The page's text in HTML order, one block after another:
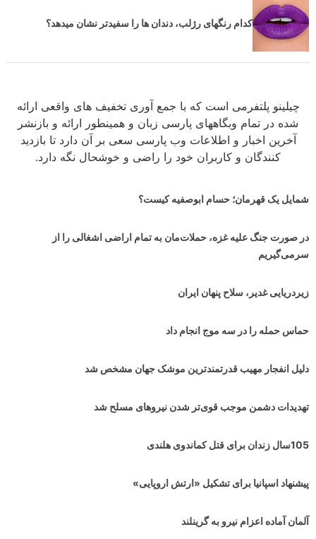
کدام رنگهای رژلب، دندان ها را سفیدتر نشان میدهد؟
چیلینو پلتفرمی است که با جمع آوری تخفیف های واقعی ارائه
شده در تمام وبگاههای پارسی زبان و همینطور ارائه و بازنشر
آخرین اخبار و اطلاعات وب پارسی سعی بر آن دارد تا بازدید
کنندگان و کاربران خود را راضی و خوشحال نگه دارد.
شمایل یک قهرمان؛ حسام ابوصفیه کیست؟
در صورت جنگ علیه غزه، حملات‌مان به تمام اراضی اشغالی را از
سرمی‌گیریم
زیردریایی غدیر، سلاح پنهان ایران
حماس حمله را در سه موج انجام داد
دلیل انفجار مهیب قدرتمندترین موشک جهان مشخص شد
تهدیدات دشمن موجب قوی‌تر شدن نیروهای مسلح شد
105سال زندان برای قتل کماندوی هلندی
پیشنهاد اسپانیا برای تشکیل «ارتش اروپایی»
آلمان آماده اعزام نیرو به گرینلند